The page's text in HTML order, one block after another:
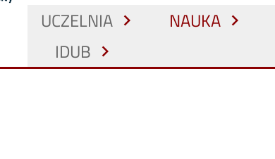
UCZELNIA chevron_right NAUKA chevron_right
IDUB chevron_right